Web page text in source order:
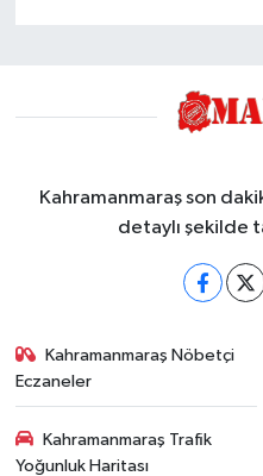
Kahramanmaraş son
detaylı şekilde
Kahramanmaraş Nöbetçi
Eczaneler
Kahramanmaraş Trafik
Yoğunluk Haritası